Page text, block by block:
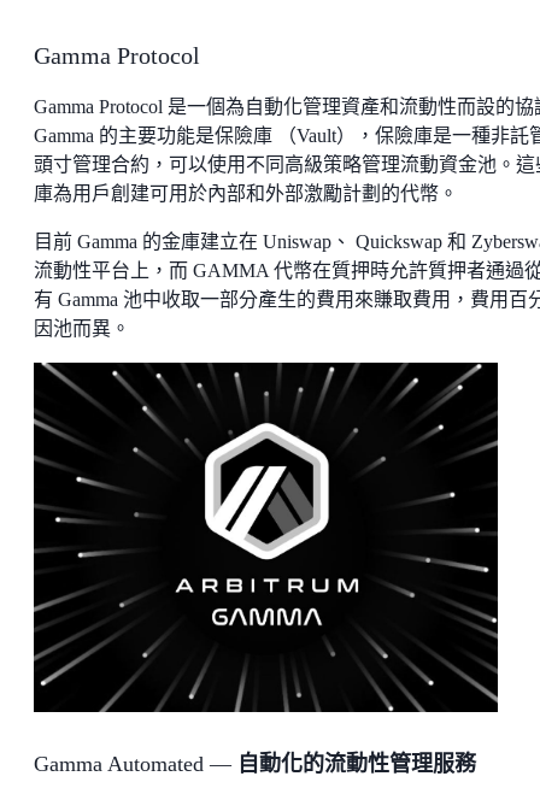
Gamma Protocol
Gamma Protocol 是一個為自動化管理資產和流動性而設的協
Gamma 的主要功能是保險庫 （Vault），保險庫是一種非託
頭寸管理合約，可以使用不同高級策略管理流動資金池。這
庫為用戶創建可用於內部和外部激勵計劃的代幣。
目前 Gamma 的金庫建立在 Uniswap、 Quickswap 和
流動性平台上，而 GAMMA 代幣在質押時允許質押者通過
有 Gamma 池中收取一部分產生的費用來賺取費用，費用百
因池而異。
Gamma Automated — 自動化的流動性管理服務